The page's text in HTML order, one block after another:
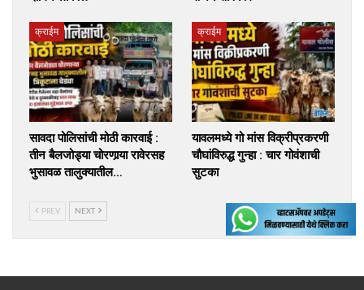
क्राईम
सावदा पोलिसांची मोठी कारवाई :
तीन बैलजोड्या चोरणार्‍या रावेरसह
भुसावळ तालुक्यातील…
क्राईम
यावलमध्ये गो मांस विक्रीप्रकरणी
चौघांविरुद्ध गुन्हा : चार गोवंशाची
सुटका
PREV NEXT